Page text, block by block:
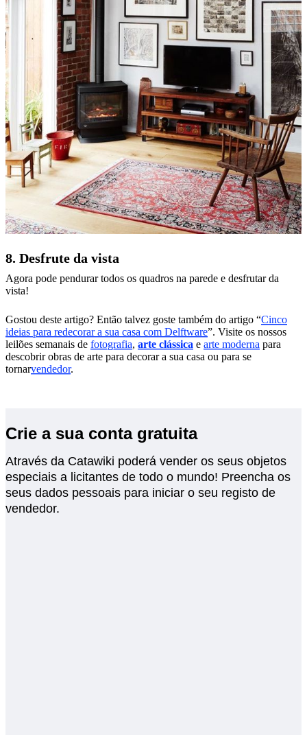
8. Desfrute da vista
Agora pode pendurar todos os quadros na parede e desfrutar da
vista!
Gostou deste artigo? Então talvez goste também do artigo “Cinco
ideias para redecorar a sua casa com Delftware”. Visite os nossos
leilões semanais de fotografia, arte clássica e arte moderna para
descobrir obras de arte para decorar a sua casa ou para se
tornarvendedor.
Crie a sua conta gratuita
Através da Catawiki poderá vender os seus objetos
especiais a licitantes de todo o mundo! Preencha os
seus dados pessoais para iniciar o seu registo de
vendedor.